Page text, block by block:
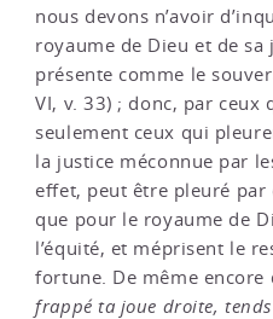
nous devons n’avoir
royaume de Dieu et de sa
présente comme le
VI, v. 33) ; donc, par
seulement ceux qui
la justice méconnue par
effet, peut être pleuré par
que pour le royaume de
l’équité, et méprisent le
fortune. De même encore
frappé ta joue droite, tends